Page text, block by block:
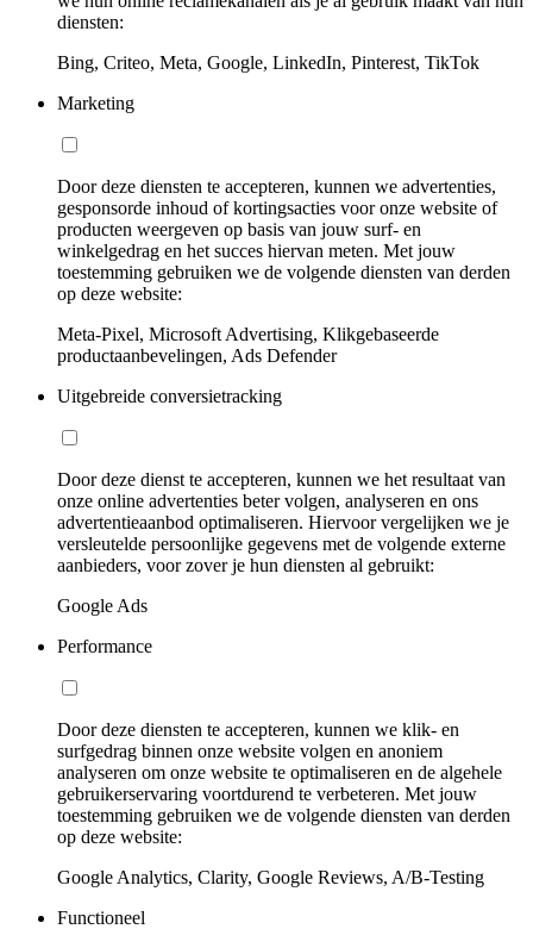
diensten:
Bing, Criteo, Meta, Google, LinkedIn, Pinterest, TikTok
Marketing
Door deze diensten te accepteren, kunnen we advertenties,
gesponsorde inhoud of kortingsacties voor onze website of
producten weergeven op basis van jouw surf- en
winkelgedrag en het succes hiervan meten. Met jouw
toestemming gebruiken we de volgende diensten van derden
op deze website:
Meta-Pixel, Microsoft Advertising, Klikgebaseerde
productaanbevelingen, Ads Defender
Uitgebreide conversietracking
Door deze dienst te accepteren, kunnen we het resultaat van
onze online advertenties beter volgen, analyseren en ons
advertentieaanbod optimaliseren. Hiervoor vergelijken we je
versleutelde persoonlijke gegevens met de volgende externe
aanbieders, voor zover je hun diensten al gebruikt:
Google Ads
Performance
Door deze diensten te accepteren, kunnen we klik- en
surfgedrag binnen onze website volgen en anoniem
analyseren om onze website te optimaliseren en de algehele
gebruikerservaring voortdurend te verbeteren. Met jouw
toestemming gebruiken we de volgende diensten van derden
op deze website:
Google Analytics, Clarity, Google Reviews, A/B-Testing
Functioneel